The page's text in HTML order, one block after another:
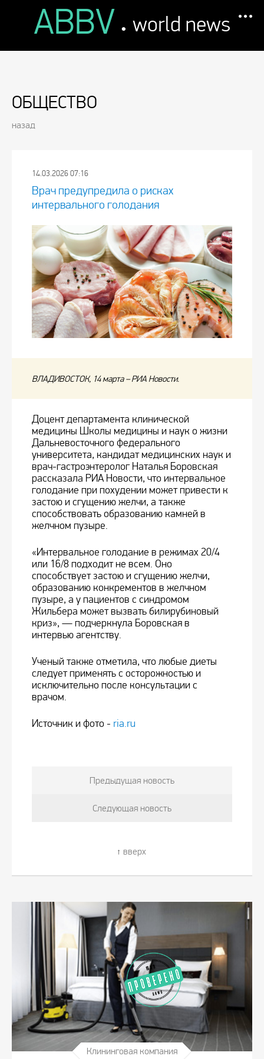
ABBV . world news
ОБЩЕСТВО
назад
14.03.2026 07:16
Врач предупредила о рисках
интервального голодания
ВЛАДИВОСТОК, 14 марта – РИА Новости.
Доцент департамента клинической
медицины Школы медицины и наук о жизни
Дальневосточного федерального
университета, кандидат медицинских наук и
врач-гастроэнтеролог Наталья Боровская
рассказала РИА Новости, что интервальное
голодание при похудении может привести к
застою и сгущению желчи, а также
способствовать образованию камней в
желчном пузыре.
«Интервальное голодание в режимах 20/4
или 16/8 подходит не всем. Оно
способствует застою и сгущению желчи,
образованию конкрементов в желчном
пузыре, а у пациентов с синдромом
Жильбера может вызвать билирубиновый
криз», — подчеркнула Боровская в
интервью агентству.
Ученый также отметила, что любые диеты
следует применять с осторожностью и
исключительно после консультации с
врачом.
Источник и фото - ria.ru
Предыдущая новость
Следующая новость
вверх
Клининговая компания